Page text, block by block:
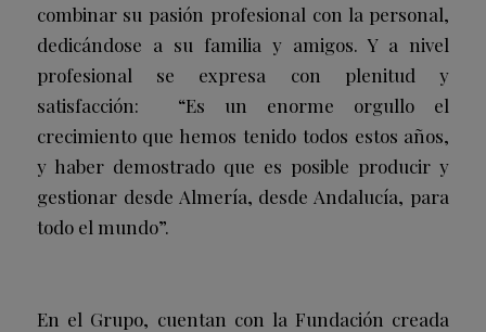
combinar su pasión profesional con la personal,
dedicándose a su familia y amigos. Y a nivel
profesional se expresa con plenitud y
satisfacción: “Es un enorme orgullo el
crecimiento que hemos tenido todos estos años,
y haber demostrado que es posible producir y
gestionar desde Almería, desde Andalucía, para
todo el mundo”.
En el Grupo, cuentan con la Fundación creada